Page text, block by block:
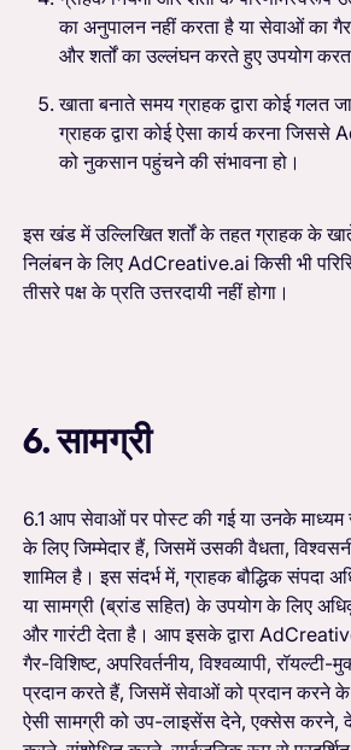
का अनुपालन नहीं करता है या सेवाओं का
और शर्तों का उल्लंघन करते हुए उपयोग
खाता बनाते समय ग्राहक द्वारा कोई गलत
ग्राहक द्वारा कोई ऐसा कार्य करना
को नुकसान पहुंचने की संभावना हो।
इस खंड में उल्लिखित शर्तों के तहत ग्राहक के
निलंबन के लिए AdCreative.ai किसी भी
तीसरे पक्ष के प्रति उत्तरदायी नहीं होगा।
6. सामग्री
6.1 आप सेवाओं पर पोस्ट की गई या उनके माध्यम
के लिए जिम्मेदार हैं, जिसमें उसकी वैधता,
शामिल है। इस संदर्भ में, ग्राहक बौद्धिक संपदा
या सामग्री (ब्रांड सहित) के उपयोग के लिए
और गारंटी देता है। आप इसके द्वारा
गैर-विशिष्ट, अपरिवर्तनीय, विश्वव्यापी,
प्रदान करते हैं, जिसमें सेवाओं को प्रदान करने
ऐसी सामग्री को उप-लाइसेंस देने, एक्सेस करने,